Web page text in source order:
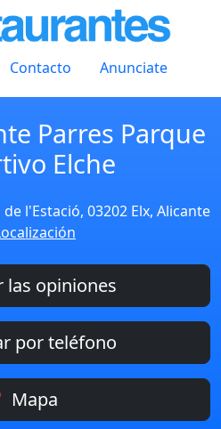
Contacto Anunciate
Parres Parque
Elche
de l'Estació, 03202 Elx, Alicante
las opiniones
por teléfono
Mapa